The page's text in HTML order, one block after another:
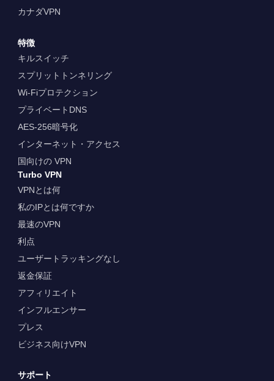
カナダVPN
特徴
キルスイッチ
スプリットトンネリング
Wi-Fiプロテクション
プライベートDNS
AES-256暗号化
インターネット・アクセス
国向けの VPN
Turbo VPN
VPNとは何
私のIPとは何ですか
最速のVPN
利点
ユーザートラッキングなし
返金保証
アフィリエイト
インフルエンサー
プレス
ビジネス向けVPN
サポート